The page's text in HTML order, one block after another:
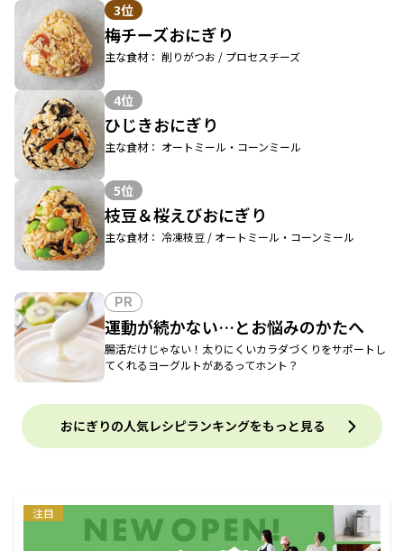
3位
梅チーズおにぎり
主な食材： 削りがつお / プロセスチーズ
4位
ひじきおにぎり
主な食材： オートミール・コーンミール
5位
枝豆＆桜えびおにぎり
主な食材： 冷凍枝豆 / オートミール・コーンミール
PR
運動が続かない…とお悩みのかたへ
腸活だけじゃない！太りにくいカラダづくりをサポートし
てくれるヨーグルトがあるってホント？
おにぎりの人気レシピランキングをもっと見る
注目